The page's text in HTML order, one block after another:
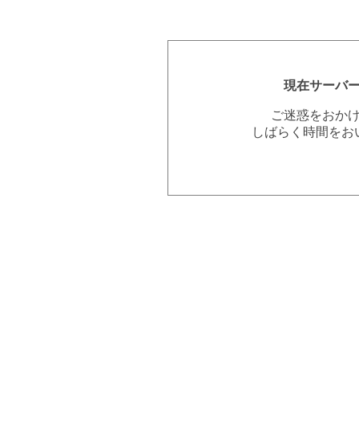
現在サーバ
ご迷惑をおか
しばらく時間を